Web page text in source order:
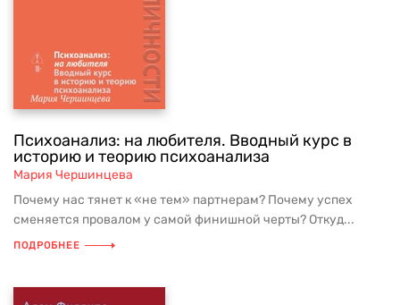
Психоанализ: на любителя. Вводный курс в
историю и теорию психоанализа
Мария Чершинцева
Почему нас тянет к «не тем» партнерам? Почему успех
сменяется провалом у самой финишной черты? Откуд...
ПОДРОБНЕЕ